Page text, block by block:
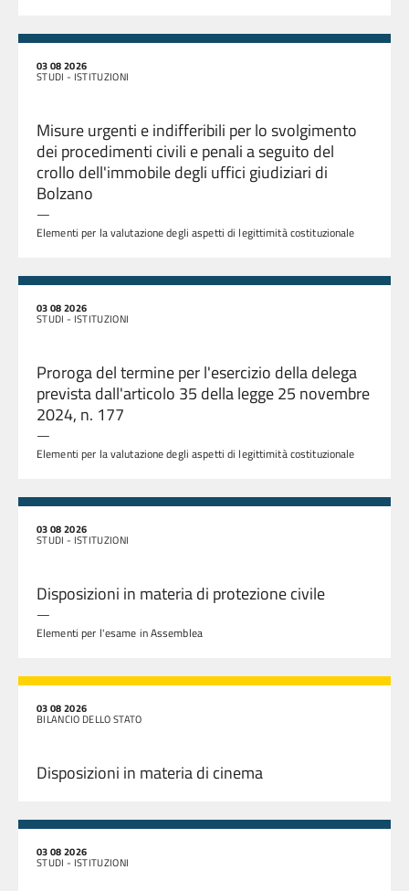
03 08 2026
STUDI - ISTITUZIONI
Misure urgenti e indifferibili per lo svolgimento
dei procedimenti civili e penali a seguito del
crollo dell'immobile degli uffici giudiziari di
Bolzano
—
Elementi per la valutazione degli aspetti di legittimità costituzionale
03 08 2026
STUDI - ISTITUZIONI
Proroga del termine per l'esercizio della delega
prevista dall'articolo 35 della legge 25 novembre
2024, n. 177
—
Elementi per la valutazione degli aspetti di legittimità costituzionale
03 08 2026
STUDI - ISTITUZIONI
Disposizioni in materia di protezione civile
—
Elementi per l'esame in Assemblea
03 08 2026
BILANCIO DELLO STATO
Disposizioni in materia di cinema
03 08 2026
STUDI - ISTITUZIONI